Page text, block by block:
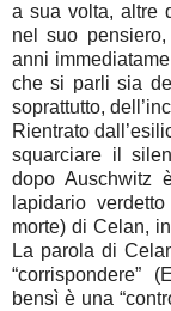
a sua volta, altre
nel suo
anni
che si parli sia
soprattutto,
Rientrato
squarciare il
dopo Auschwitz
lapidario
morte) di Celan,
La parola di
“corrispondere”
bensì è una